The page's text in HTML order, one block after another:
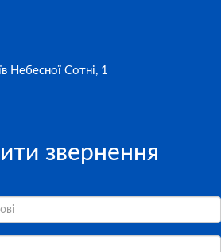
Небесної Сотні, 1
звернення